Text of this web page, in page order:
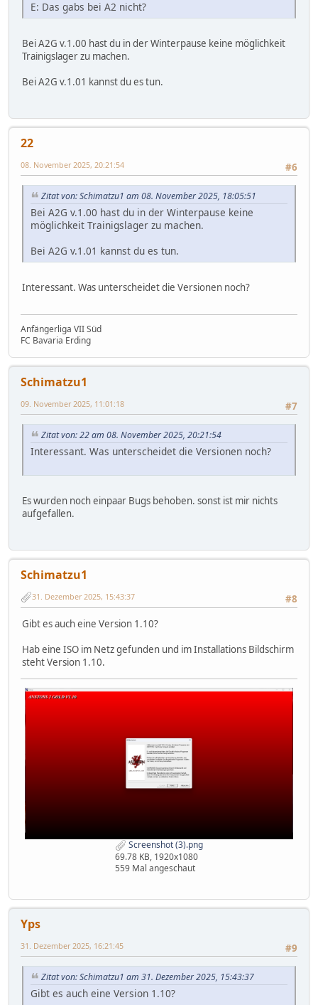
E: Das gabs bei A2 nicht?
Bei A2G v.1.00 hast du in der Winterpause keine möglichkeit
Trainigslager zu machen.
Bei A2G v.1.01 kannst du es tun.
22
#6
08. November 2025, 20:21:54
Zitat von: Schimatzu1 am 08. November 2025, 18:05:51
Bei A2G v.1.00 hast du in der Winterpause keine
möglichkeit Trainigslager zu machen.
Bei A2G v.1.01 kannst du es tun.
Interessant. Was unterscheidet die Versionen noch?
Anfängerliga VII Süd
FC Bavaria Erding
Schimatzu1
#7
09. November 2025, 11:01:18
Zitat von: 22 am 08. November 2025, 20:21:54
Interessant. Was unterscheidet die Versionen noch?
Es wurden noch einpaar Bugs behoben. sonst ist mir nichts
aufgefallen.
Schimatzu1
#8
31. Dezember 2025, 15:43:37
Gibt es auch eine Version 1.10?
Hab eine ISO im Netz gefunden und im Installations Bildschirm
steht Version 1.10.
Screenshot (3).png
69.78 KB, 1920x1080
559 Mal angeschaut
Yps
#9
31. Dezember 2025, 16:21:45
Zitat von: Schimatzu1 am 31. Dezember 2025, 15:43:37
Gibt es auch eine Version 1.10?